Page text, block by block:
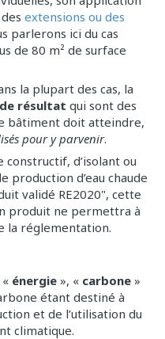
extensions ou des
parlerons ici du cas
de 80 m² de surface
la plupart des cas, la
résultat qui sont des
bâtiment doit atteindre,
pour y parvenir.
d’isolant ou
production d’eau chaude
validé RE2020", cette
produit ne permettra à
la réglementation.
énergie », « carbone »
étant destiné à
et de l’utilisation du
climatique.